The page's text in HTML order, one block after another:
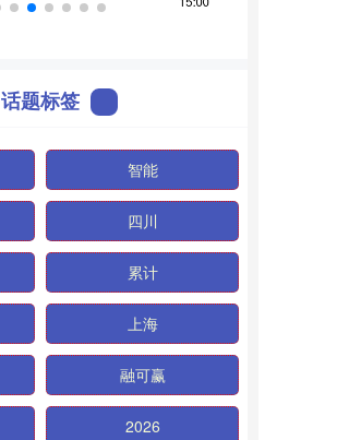
话题标签
智能
四川
累计
上海
融可赢
2026